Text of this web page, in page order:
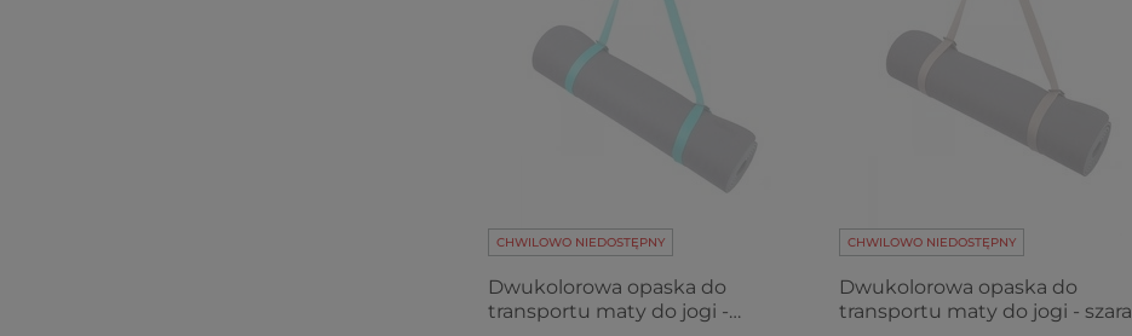
CHWILOWO NIEDOSTĘPNY
Dwukolorowa opaska do
transportu maty do jogi -
CHWILOWO NIEDOSTĘPNY
Dwukolorowa opaska do
transportu maty do jogi - szara